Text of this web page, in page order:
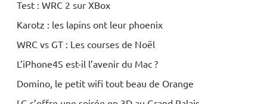
Test : WRC 2 sur XBox
Karotz : les lapins ont leur phoenix
WRC vs GT : Les courses de Noël
L’iPhone4S est-il l’avenir du Mac ?
Domino, le petit wifi tout beau de Orange